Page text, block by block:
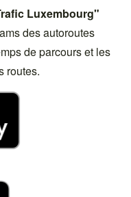
Luxembourg"
des autoroutes
de parcours et les
routes.